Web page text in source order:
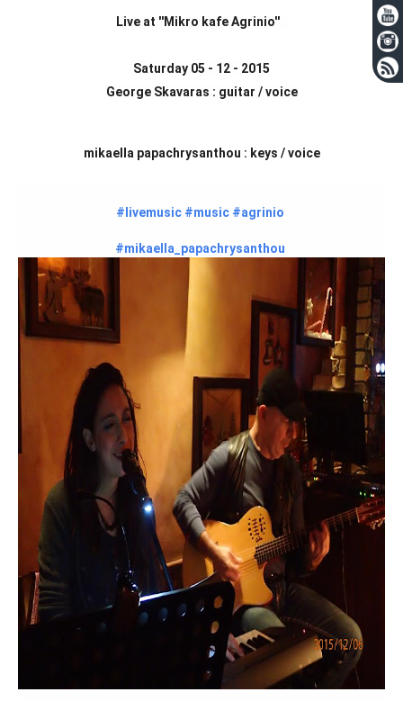
Live at ''Mikro kafe Agrinio''
Saturday 05 - 12 - 2015
George Skavaras : guitar / voice
mikaella papachrysanthou : keys / voice
#livemusic #music #agrinio
#mikaella_papachrysanthou